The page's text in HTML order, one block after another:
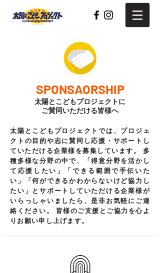
SPONSAORSHIP
太陽とこどもプロジェクトに
ご賛同いただける皆様へ
太陽とこどもプロジェクトでは、プロジェ
クトの目的や志に賛同し応援・サポートし
ていただける企業様を募集しています。 多
種多様な分野の中で、「得意分野を活かし
て応援したい」「できる範囲で手伝いた
い」「何ができるかわからないけど協力し
たい」とサポートしていただける企業様が
いらっしゃいましたら、是非お気軽にご連
絡ください。 皆様のご支援とご協力を心よ
りお願い申し上げます。